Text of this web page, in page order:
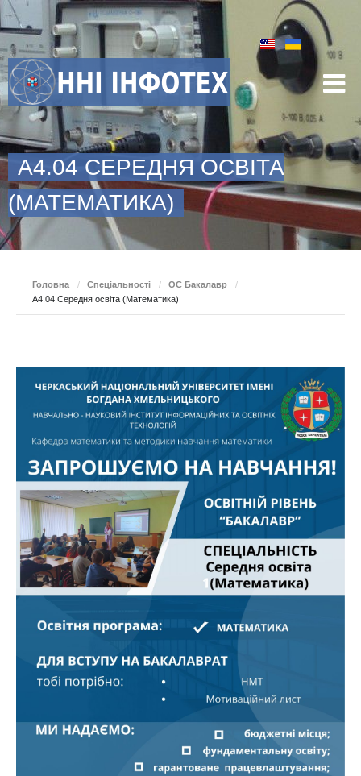
A4.04 СЕРЕДНЯ ОСВІТА
(МАТЕМАТИКА)
Головна / Спеціальності / ОС Бакалавр
/
A4.04 Середня освіта (Математика)